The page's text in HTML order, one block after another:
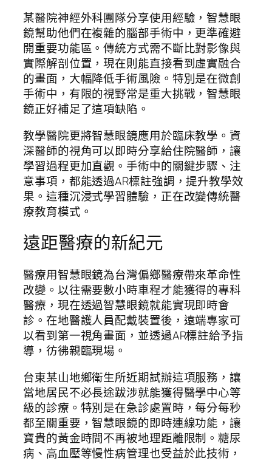
某醫院神經外科團隊分享使用經驗，智慧眼
鏡幫助他們在複雜的腦部手術中，更準確避
開重要功能區。傳統方式需不斷比對影像與
實際解剖位置，現在則能直接看到虛實融合
的畫面，大幅降低手術風險。特別是在微創
手術中，有限的視野常是重大挑戰，智慧眼
鏡正好補足了這項缺陷。
教學醫院更將智慧眼鏡應用於臨床教學。資
深醫師的視角可以即時分享給住院醫師，讓
學習過程更加直觀。手術中的關鍵步驟、注
意事項，都能透過AR標註強調，提升教學效
果。這種沉浸式學習體驗，正在改變傳統醫
療教育模式。
遠距醫療的新紀元
醫療用智慧眼鏡為台灣偏鄉醫療帶來革命性
改變。以往需要數小時車程才能獲得的專科
醫療，現在透過智慧眼鏡就能實現即時會
診。在地醫護人員配戴裝置後，遠端專家可
以看到第一視角畫面，並透過AR標註給予指
導，彷彿親臨現場。
台東某山地鄉衛生所近期試辦這項服務，讓
當地居民不必長途跋涉就能獲得醫學中心等
級的診療。特別是在急診處置時，每分每秒
都至關重要，智慧眼鏡的即時連線功能，讓
寶貴的黃金時間不再被地理距離限制。糖尿
病、高血壓等慢性病管理也受益於此技術，